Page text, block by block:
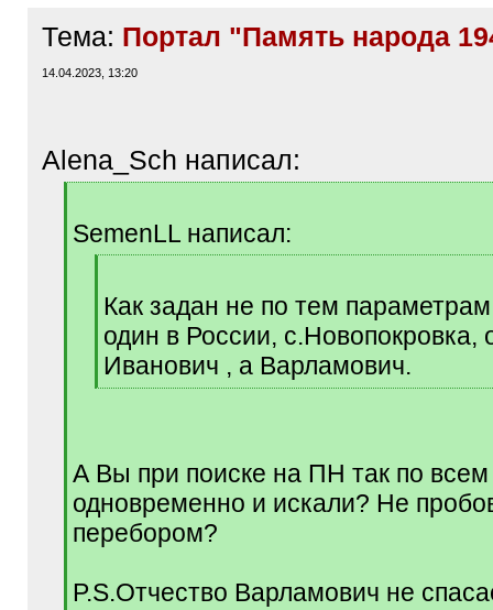
Тема: Портал "Память народа
14.04.2023, 13:20
Alena_Sch написал:
]SemenLL написал:
Как задан не по тем
один в России, с.Новопокровка,
Иванович , а Варламович.
[
А Вы при поиске на ПН так по
одновременно и искали? Не
перебором?
P.S.Отчество Варламович не